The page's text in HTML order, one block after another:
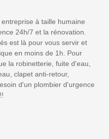
à taille humaine
24h/7 et la rénovation.
est là pour vous servir et
en moins de 1h. Pour
la robinetterie, fuite d'eau,
clapet anti-retour,
d'un plombier d'urgence